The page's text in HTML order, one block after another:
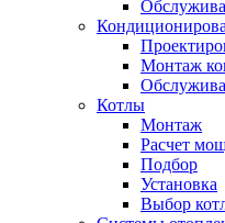
Монтаж
Котлы
Монтаж
Расчет
Подбор
Установка
Выбор